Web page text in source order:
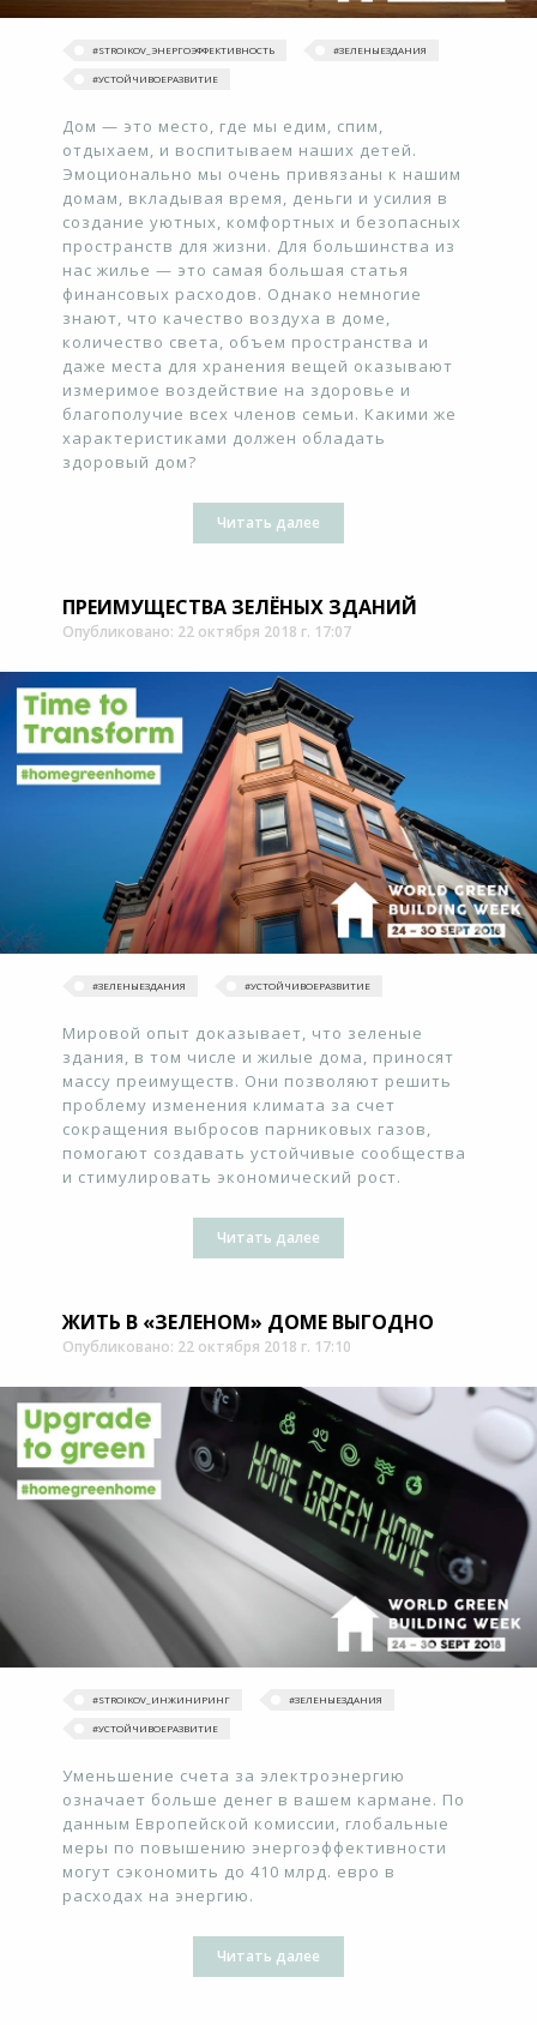
#STROIKOV_ЭНЕРГОЭФФЕКТИВНОСТЬ #ЗЕЛЕНЫЕЗДАНИЯ
#УСТОЙЧИВОЕРАЗВИТИЕ
Дом — это место, где мы едим, спим,
отдыхаем, и воспитываем наших детей.
Эмоционально мы очень привязаны к нашим
домам, вкладывая время, деньги и усилия в
создание уютных, комфортных и безопасных
пространств для жизни. Для большинства из
нас жилье — это самая большая статья
финансовых расходов. Однако немногие
знают, что качество воздуха в доме,
количество света, объем пространства и
даже места для хранения вещей оказывают
измеримое воздействие на здоровье и
благополучие всех членов семьи. Какими же
характеристиками должен обладать
здоровый дом?
Читать далее
ПРЕИМУЩЕСТВА ЗЕЛЁНЫХ ЗДАНИЙ
Опубликовано: 22 октября 2018 г. 17:07
#ЗЕЛЕНЫЕЗДАНИЯ #УСТОЙЧИВОЕРАЗВИТИЕ
Мировой опыт доказывает, что зеленые
здания, в том числе и жилые дома, приносят
массу преимуществ. Они позволяют решить
проблему изменения климата за счет
сокращения выбросов парниковых газов,
помогают создавать устойчивые сообщества
и стимулировать экономический рост.
Читать далее
ЖИТЬ В «ЗЕЛЕНОМ» ДОМЕ ВЫГОДНО
Опубликовано: 22 октября 2018 г. 17:10
#STROIKOV_ИНЖИНИРИНГ #ЗЕЛЕНЫЕЗДАНИЯ
#УСТОЙЧИВОЕРАЗВИТИЕ
Уменьшение счета за электроэнергию
означает больше денег в вашем кармане. По
данным Европейской комиссии, глобальные
меры по повышению энергоэффективности
могут сэкономить до 410 млрд. евро в
расходах на энергию.
Читать далее